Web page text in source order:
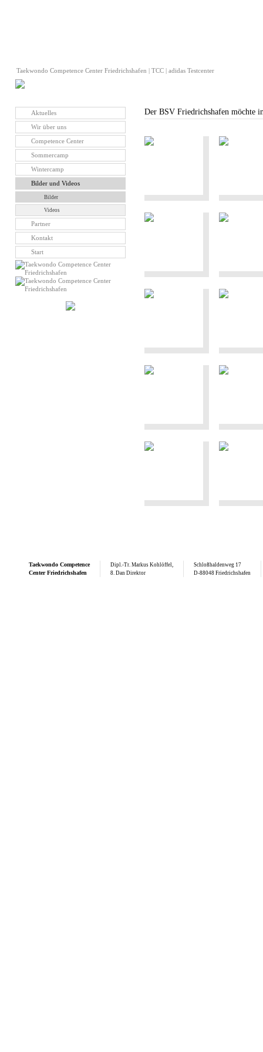
Taekwondo Competence Center Friedrichshafen | TCC | adidas Testcenter
Aktuelles
Wir über uns
Competence Center
Sommercamp
Wintercamp
Bilder und Videos
Bilder
Videos
Partner
Kontakt
Start
Der BSV Friedrichshafen möchte
Taekwondo Competence
Center Friedrichshafen
Dipl.-Tr. Markus Kohlöffel,
8. Dan Direktor
Schloßhaldenweg 17
D-88048 Friedrichshafen